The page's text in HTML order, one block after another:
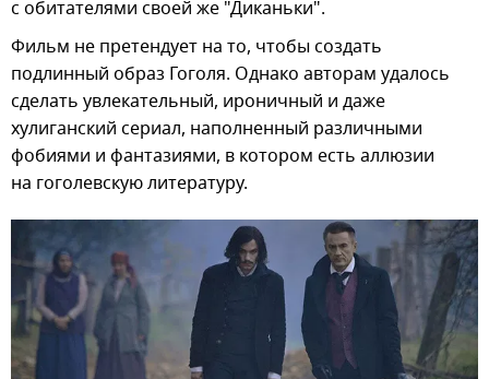
с обитателями своей же "Диканьки".
Фильм не претендует на то, чтобы создать
подлинный образ Гоголя. Однако авторам удалось
сделать увлекательный, ироничный и даже
хулиганский сериал, наполненный различными
фобиями и фантазиями, в котором есть аллюзии
на гоголевскую литературу.